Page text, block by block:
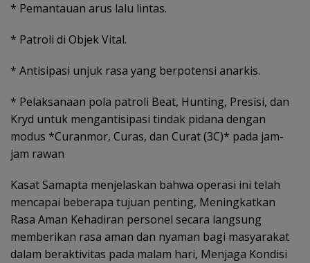
* Pemantauan arus lalu lintas.
* Patroli di Objek Vital.
* Antisipasi unjuk rasa yang berpotensi anarkis.
* Pelaksanaan pola patroli Beat, Hunting, Presisi, dan
Kryd untuk mengantisipasi tindak pidana dengan
modus *Curanmor, Curas, dan Curat (3C)* pada jam-
jam rawan
Kasat Samapta menjelaskan bahwa operasi ini telah
mencapai beberapa tujuan penting, Meningkatkan
Rasa Aman Kehadiran personel secara langsung
memberikan rasa aman dan nyaman bagi masyarakat
dalam beraktivitas pada malam hari, Menjaga Kondisi